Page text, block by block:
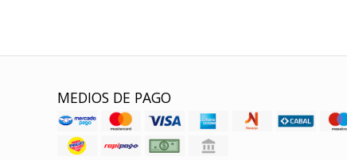
MEDIOS DE PAGO